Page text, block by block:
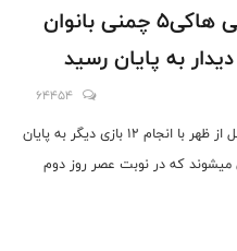
روز نخست مسابقات قهرمانی هاکی۵ چمنی بانوان
64454
مسابقات در دور مقدماتی در روز دوم تا قبل از ظهر با انجام ۱۲ بازی دیگر به پایان
میشوند که در نوبت عصر روز دوم